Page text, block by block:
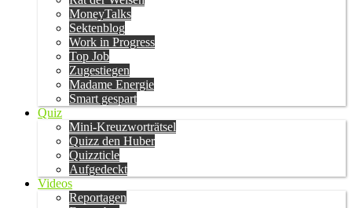
MoneyTalks
Sektenblog
Work in Progress
Top Job
Zugestiegen
Madame Energie
Smart gespart
Quiz
Mini-Kreuzworträtsel
Quizz den Huber
Quizzticle
Aufgedeckt
Videos
Reportagen